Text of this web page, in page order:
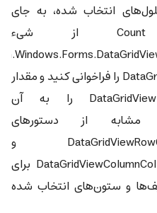
انتخاب شده، به جای
بررسی مقدار Count از شیء
تابع DataGridView.GetCellCount را فراخوانی کنید و مقدار
DataGridViewElementStates.Selected را به آن
از دستورهای
DataGridViewRowCollection.GetRowCount و
DataGridViewColumnCollection.GetColumnCount برای
و ستون‌های انتخاب شده